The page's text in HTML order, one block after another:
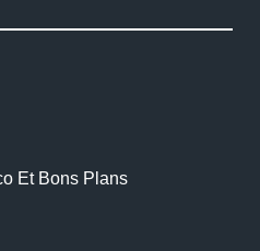
Et Bons Plans